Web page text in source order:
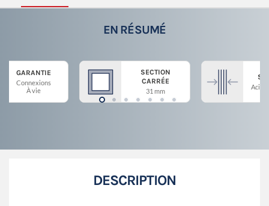
EN RÉSUMÉ
GARANTIE
Connexions
À vie
SECTION
CARRÉE
31 mm
Acier
DESCRIPTION